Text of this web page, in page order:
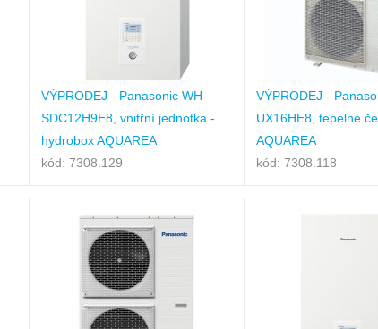
VÝPRODEJ - Panasonic WH-
SDC12H9E8, vnitřní jednotka -
hydrobox AQUAREA
kód: 7308.129
VÝPRODEJ -
UX16HE8, tepelné
AQUAREA
kód: 7308.118